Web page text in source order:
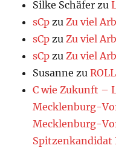
Silke Schäfer zu
sCp zuZu viel
sCp zuZu viel
sCp zuZu viel
Susanne zu
C wie Zukunft –
Mecklenburg-
Mecklenburg-
Spitzenkandidat